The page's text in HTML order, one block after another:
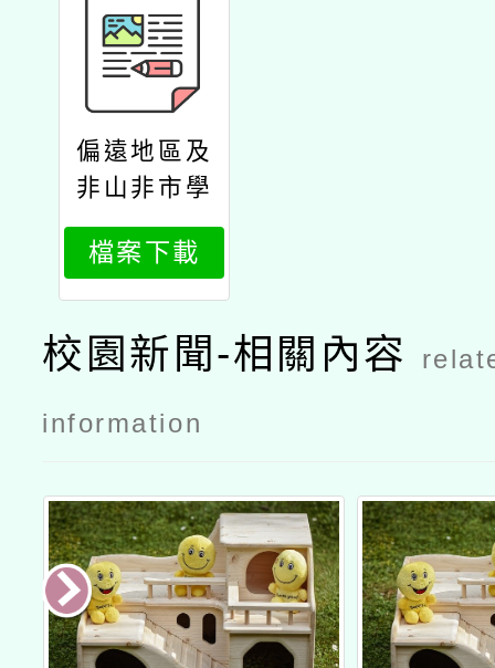
偏遠地區及
非山非市學
校北區整合
性計畫教師
培力增能研
習：hiteac
h5教學與相
關應用公文
檔案下載
校園新聞-相關內容
information